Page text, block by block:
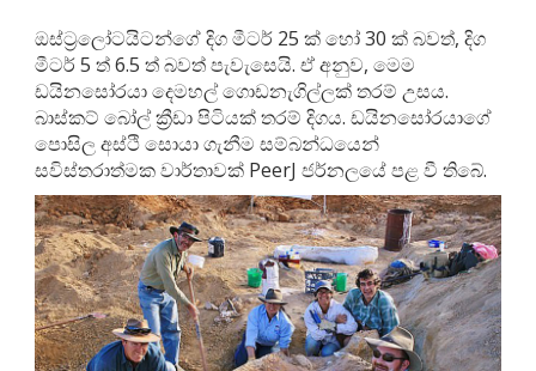
ඔස්ට්‍රලෝටයිටන්ගේ දිග මීටර් 25 ක් හෝ 30 ක් බවත්, දිග
මීටර් 5 ත් 6.5 ත් බවත් පැවැසෙයි. ඒ අනුව, මෙම
ඩයිනසෝරයා දෙමහල් ගොඩනැගිල්ලක් තරම් උසය.
බාස්කට් බෝල් ක්‍රීඩා පිටියක් තරම් දිගය. ඩයිනසෝරයාගේ
පොසිල අස්ථි සොයා ගැනීම සම්බන්ධයෙන්
සවිස්තරාත්මක වාර්තාවක් PeerJ ජර්නලයේ පළ වී තිබේ.